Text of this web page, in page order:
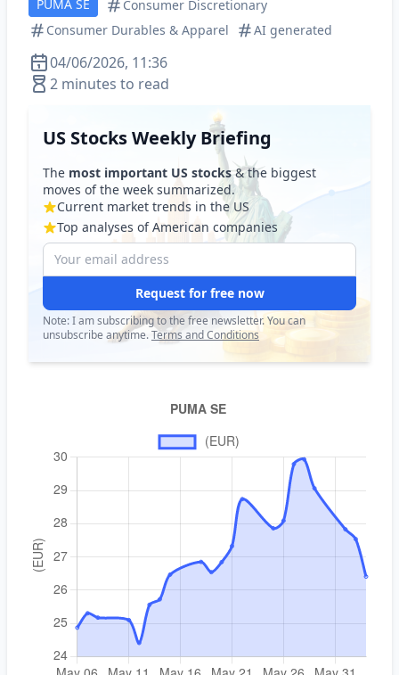
PUMA SE
Consumer Discretionary
Consumer Durables & Apparel
AI generated
04/06/2026, 11:36
2 minutes to read
US Stocks Weekly Briefing
The most important US stocks& the biggest
moves of the week summarized.
Current market trends in the US
Top analyses of American companies
Request for free now
Note: I am subscribing to the free newsletter. You can
unsubscribe anytime.Terms and Conditions